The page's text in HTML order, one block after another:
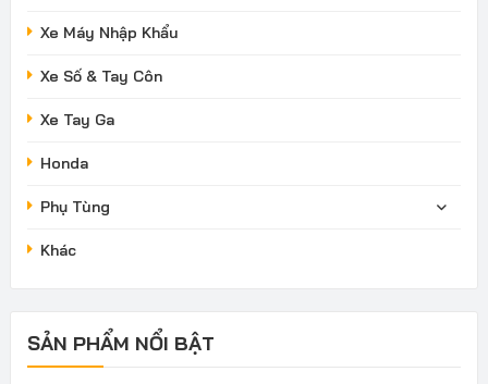
Xe Máy Nhập Khẩu
Xe Số & Tay Côn
Xe Tay Ga
Honda
Phụ Tùng
Khác
SẢN PHẨM NỔI BẬT